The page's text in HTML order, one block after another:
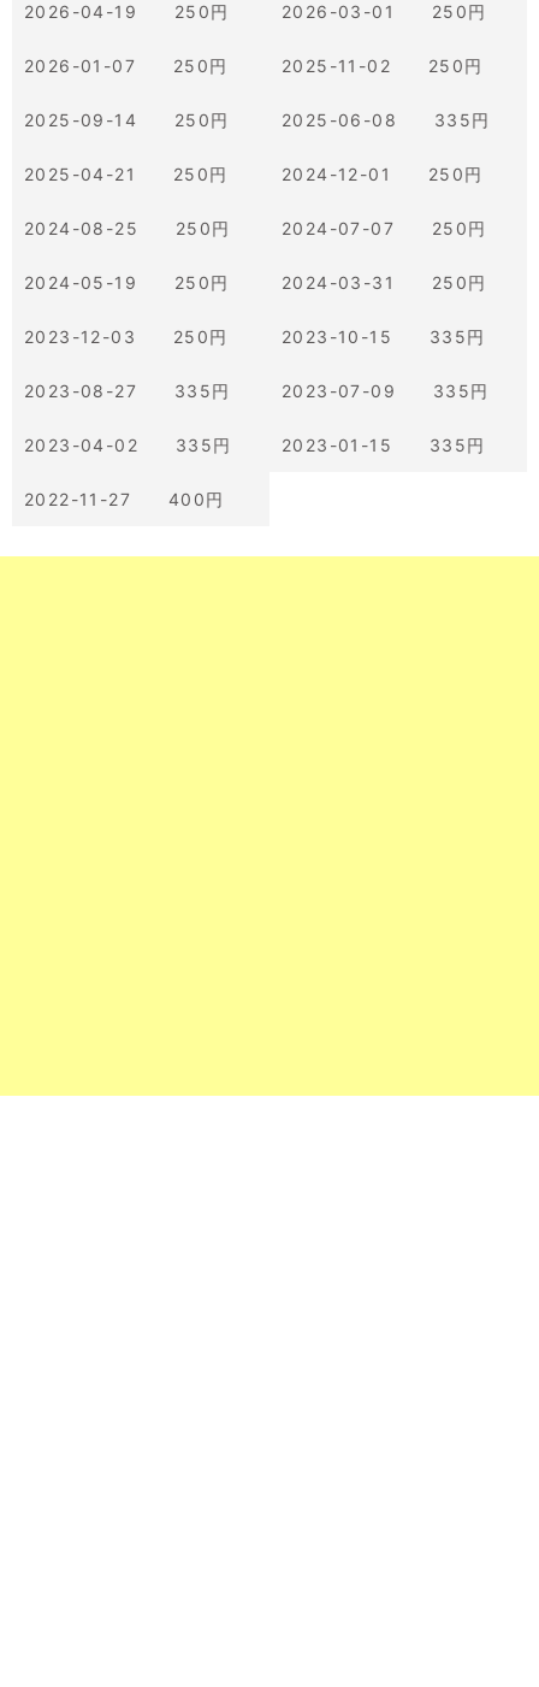
2026-04-19 250円 2026-03-01 250円
2026-01-07 250円 2025-11-02 250円
2025-09-14 250円 2025-06-08 335円
2025-04-21 250円 2024-12-01 250円
2024-08-25 250円 2024-07-07 250円
2024-05-19 250円 2024-03-31 250円
2023-12-03 250円 2023-10-15 335円
2023-08-27 335円 2023-07-09 335円
2023-04-02 335円 2023-01-15 335円
2022-11-27 400円